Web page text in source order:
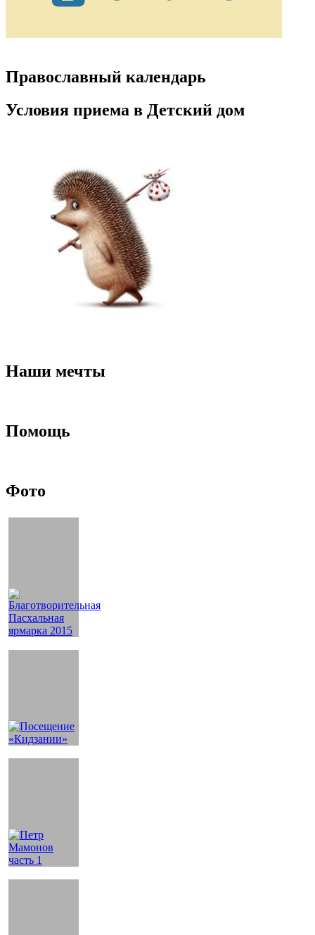
Православный календарь
Условия приема в Детский дом
Наши мечты
Помощь
Фото